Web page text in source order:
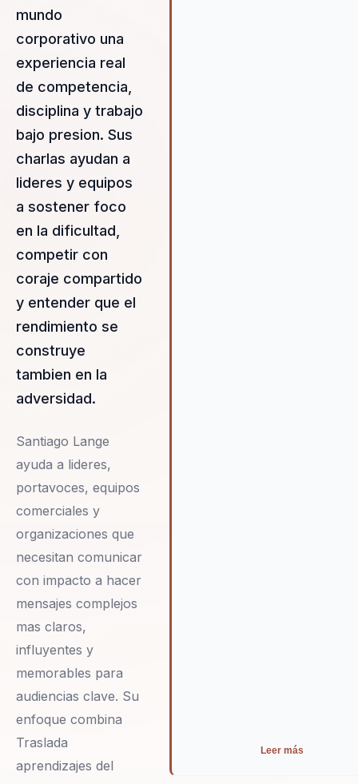
mundo
corporativo una
experiencia real
de competencia,
disciplina y trabajo
bajo presion. Sus
charlas ayudan a
lideres y equipos
a sostener foco
en la dificultad,
competir con
coraje compartido
y entender que el
rendimiento se
construye
tambien en la
adversidad.
Santiago Lange
ayuda a lideres,
portavoces, equipos
comerciales y
organizaciones que
necesitan comunicar
con impacto a hacer
mensajes complejos
mas claros,
influyentes y
memorables para
audiencias clave. Su
enfoque combina
Traslada
aprendizajes del
Leer más